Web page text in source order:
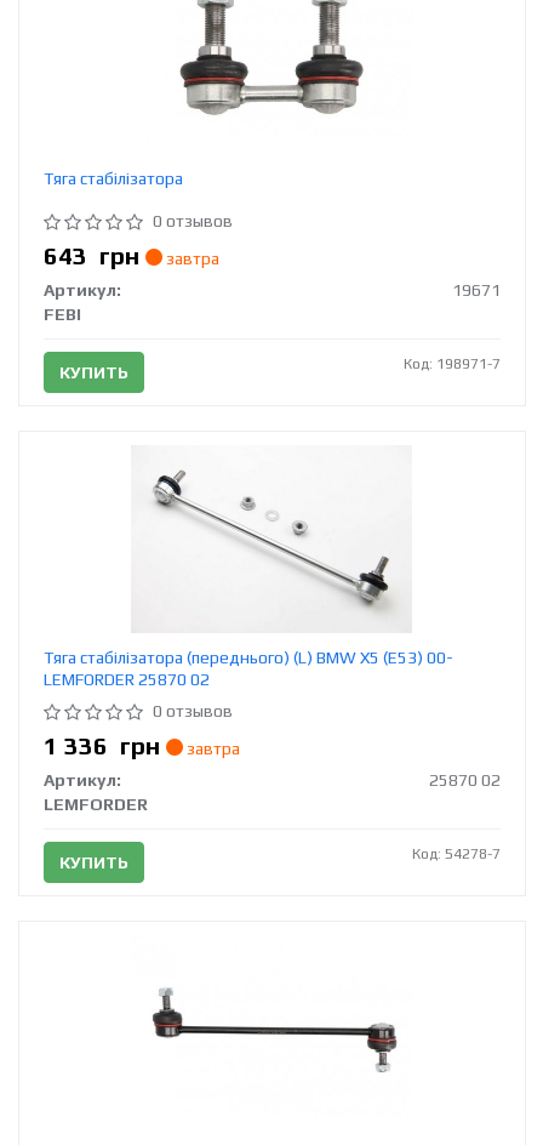
Тяга стабілізатора
0 отзывов
643 грн
завтра
Артикул:
19671
FEBI
КУПИТЬ Код: 198971-7
Тяга стабілізатора (переднього) (L) BMW X5 (E53) 00-
LEMFORDER 25870 02
0 отзывов
1 336 грн
завтра
Артикул:
25870 02
LEMFORDER
КУПИТЬ Код: 54278-7